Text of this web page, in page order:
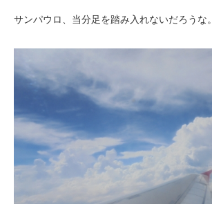
サンパウロ、当分足を踏み入れないだろうな。